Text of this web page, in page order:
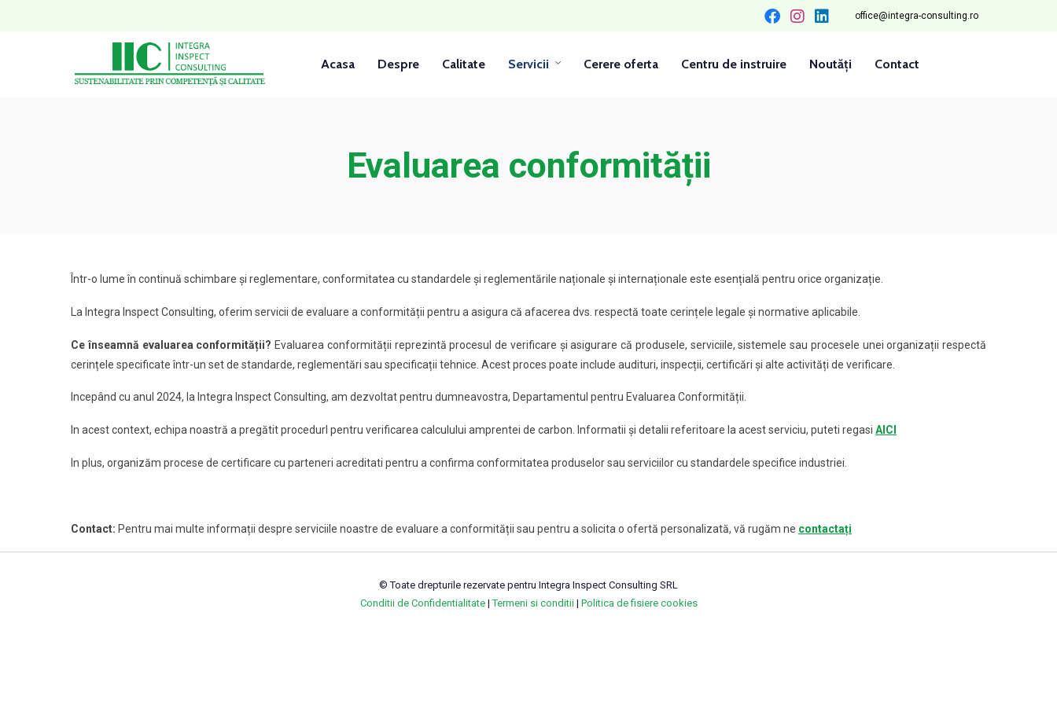
office@integra-consulting.ro
Acasa Despre Calitate Servicii Cerere oferta Centru de instruire Noutăți Contact
Evaluarea conformității
Într-o lume în continuă schimbare și reglementare, conformitatea cu standardele și reglementările naționale și internaționale este esențială pentru orice organizație.
La Integra Inspect Consulting, oferim servicii de evaluare a conformității pentru a asigura că afacerea dvs. respectă toate cerințele legale și normative aplicabile.
Ce înseamnă evaluarea conformității? Evaluarea conformității reprezintă procesul de verificare și asigurare că produsele, serviciile, sistemele sau procesele unei organizații respectă
cerințele specificate într-un set de standarde, reglementări sau specificații tehnice. Acest proces poate include audituri, inspecții, certificări și alte activități de verificare.
Incepând cu anul 2024, la Integra Inspect Consulting, am dezvoltat pentru dumneavostra, Departamentul pentru Evaluarea Conformității.
In acest context, echipa noastră a pregătit procedurI pentru verificarea calculului amprentei de carbon. Informatii și detalii referitoare la acest serviciu, puteti regasi AICI
In plus, organizăm procese de certificare cu parteneri acreditati pentru a confirma conformitatea produselor sau serviciilor cu standardele specifice industriei.
Contact: Pentru mai multe informații despre serviciile noastre de evaluare a conformității sau pentru a solicita o ofertă personalizată, vă rugăm ne contactați
© Toate drepturile rezervate pentru Integra Inspect Consulting SRL
Conditii de Confidentialitate|Termeni si conditii| Politica de fisiere cookies